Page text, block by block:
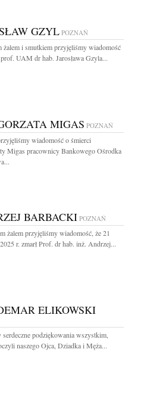
GZYLPOZNAŃ
żalem i smutkiem przyjęliśmy wiadomość
UAM dr hab. Jarosława Gzyla...
MIGAS POZNAŃ
wiadomość o śmierci
Migas pracownicy Bankowego Ośrodka
BARBACKI POZNAŃ
żalem przyjęliśmy wiadomość, że 21
r. zmarł Prof. dr hab. inż. Andrzej...
ELIKOWSKI
serdeczne podziękowania wszystkim,
naszego Ojca, Dziadka i Męża...